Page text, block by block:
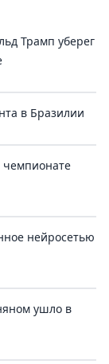
Трамп уберег
в Бразилии
чемпионате
нейросетью
ушло в